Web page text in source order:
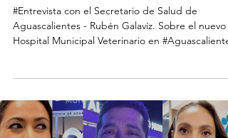
#Entrevista con el Secretario de Salud de
Aguascalientes - Rubén Galavíz. Sobre el nuevo
Hospital Municipal Veterinario en #Aguascalientes
www.AguascalientesdeMexico.com